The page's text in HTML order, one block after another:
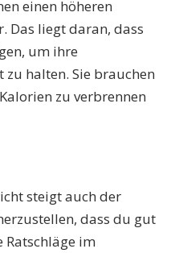
einen höheren
Das liegt daran, dass
um ihre
halten. Sie brauchen
zu verbrennen
steigt auch der
dass du gut
im